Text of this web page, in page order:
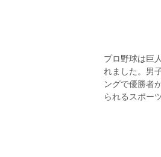
プロ野球は巨
れました。男
ングで優勝者
られるスポー